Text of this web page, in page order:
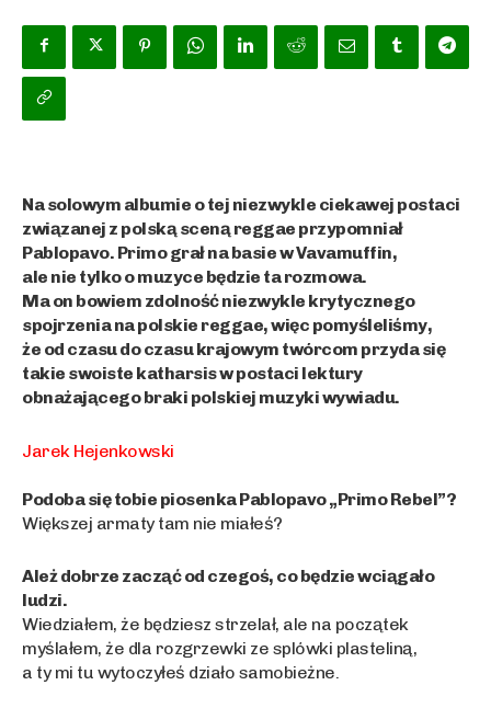
Na solowym albumie o tej niezwykle ciekawej postaci
związanej z polską sceną reggae przypomniał
Pablopavo. Primo grał na basie w Vavamuffin,
ale nie tylko o muzyce będzie ta rozmowa.
Ma on bowiem zdolność niezwykle krytycznego
spojrzenia na polskie reggae, więc pomyśleliśmy,
że od czasu do czasu krajowym twórcom przyda się
takie swoiste katharsis w postaci lektury
obnażającego braki polskiej muzyki wywiadu.
Jarek Hejenkowski
Podoba się tobie piosenka Pablopavo „Primo Rebel”?
Większej armaty tam nie miałeś?
Ależ dobrze zacząć od czegoś, co będzie wciągało
ludzi.
Wiedziałem, że będziesz strzelał, ale na początek
myślałem, że dla rozgrzewki ze splówki plasteliną,
a ty mi tu wytoczyłeś działo samobieżne.